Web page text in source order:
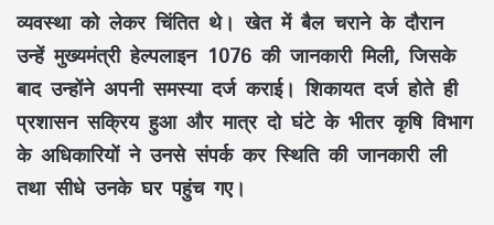
व्यवस्था को लेकर चिंतित थे। खेत में बैल चराने के दौरान
उन्हें मुख्यमंत्री हेल्पलाइन 1076 की जानकारी मिली, जिसके
बाद उन्होंने अपनी समस्या दर्ज कराई। शिकायत दर्ज होते ही
प्रशासन सक्रिय हुआ और मात्र दो घंटे के भीतर कृषि विभाग
के अधिकारियों ने उनसे संपर्क कर स्थिति की जानकारी ली
तथा सीधे उनके घर पहुंच गए।